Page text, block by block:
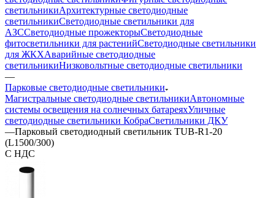
светильникиАрхитектурные светодиодные
светильникиСветодиодные светильники для
АЗССветодиодные прожекторыСветодиодные
фитосветильники для растенийСветодиодные светильники
для ЖКХАварийные светодиодные
светильникиНизковольтные светодиодные светильники
—
Парковые светодиодные светильники
Магистральные светодиодные светильникиАвтономные
системы освещения на солнечных батареяхУличные
светодиодные светильники КобраСветильники ДКУ
—Парковый светодиодный светильник TUB-R1-20
(L1500/300)
С НДС